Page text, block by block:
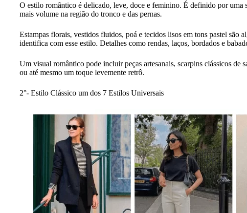
O estilo romântico é delicado, leve, doce e feminino. É definido por uma
mais volume na região do tronco e das pernas.
Estampas florais, vestidos fluidos, poá e tecidos lisos em tons pastel são
identifica com esse estilo. Detalhes como rendas, laços, bordados e
Um visual romântico pode incluir peças artesanais, scarpins clássicos de
ou até mesmo um toque levemente retrô.
2°- Estilo Clássico um dos 7 Estilos Universais